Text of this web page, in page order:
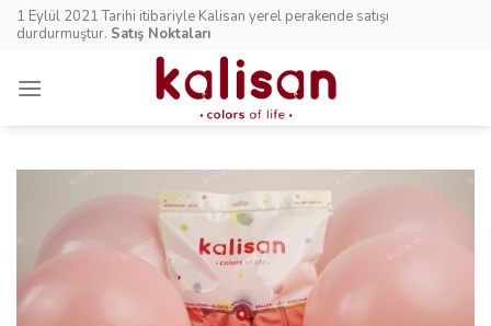
Skip1 Eylül 2021 Tarihi itibariyle Kalisan yerel perakende satışı
durdurmuştur. Satış Noktaları